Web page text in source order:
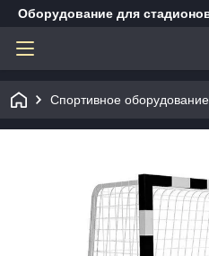
Оборудование для
Спортивное оборудование